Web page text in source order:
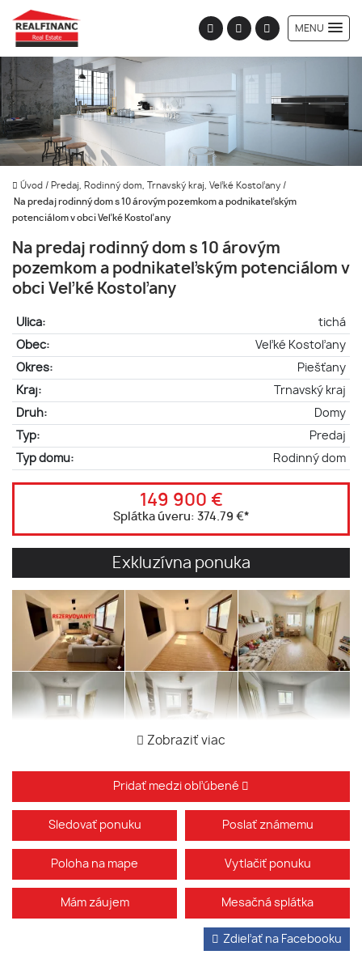
MENU
Úvod / Predaj, Rodinný dom, Trnavský kraj, Veľké Kostoľany /
Na predaj rodinný dom s 10 árovým pozemkom a podnikateľským
potenciálom v obci Veľké Kostoľany
Na predaj rodinný dom s 10 árovým
pozemkom a podnikateľským potenciálom v
obci Veľké Kostoľany
Ulica:
tichá
Obec:
Veľké Kostoľany
Okres:
Piešťany
Kraj:
Trnavský kraj
Druh:
Domy
Typ:
Predaj
Typ domu:
Rodinný dom
149 900 €
Splátka úveru: 374.79 €*
Exkluzívna ponuka
Zobraziť viac
Pridať medzi obľúbené
Sledovať ponuku Poslať známemu
Poloha na mape Vytlačiť ponuku
Mám záujem Mesačná splátka
Zdieľať na Facebooku